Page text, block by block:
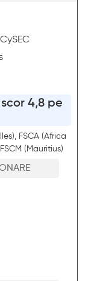
4,8 pe
FSCA (Africa
(Mauritius)